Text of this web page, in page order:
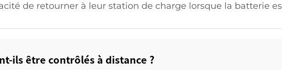
de retourner à leur station de charge lorsque la batterie
ils être contrôlés à distance ?‌